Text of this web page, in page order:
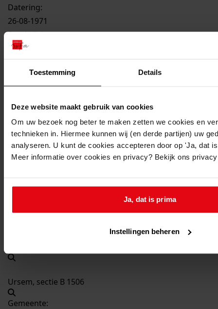
Toestemming Details
Deze website maakt gebruik van cookies
Om uw bezoek nog beter te maken zetten we cookies en
technieken in. Hiermee kunnen wij (en derde partijen) uw
analyseren. U kunt de cookies accepteren door op 'Ja, dat
Meer informatie over cookies en privacy? Bekijk ons
Ja, dat is prima
Instellingen beheren
Datering:
26-08-1971
Beschrijving:
Bouw 29 woningen Grutto 26-34 even, Patrijs 1-21
oneven, Patrijs 2-26 even
Datum vergunning:
26-08-1971
Adres:
Ursem, Patrijs 1, 3, 5, 7, 9, 11, 13, 15, 17, 19, 19, 2, 4, 6, 8,
10, 12, 14, 16, 18, 20, 22, 24, 26
Nieuw adres:
Ursem, Grutto / Patrijs 26 - 34 even / 1 - 21 oneven, 2 -
Ursem, sectie B 1506
Gemeente: